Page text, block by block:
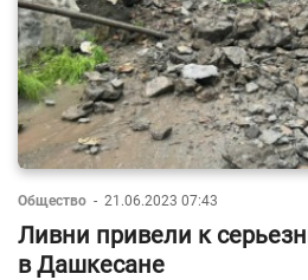
Общество - 21.06.2023 07:43
Ливни привели к
в Дашкесане